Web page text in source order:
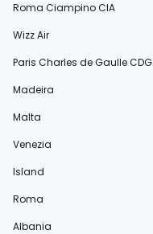
Roma Ciampino CIA
Wizz Air
Paris Charles de Gaulle CDG
Madeira
Malta
Venezia
Island
Roma
Albania